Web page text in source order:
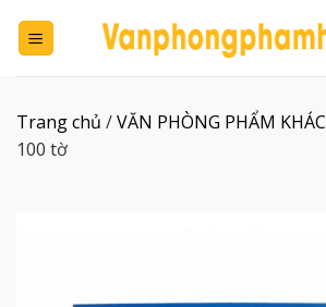
đến
Trang chủ /VĂN PHÒNG PHẨM KHÁC
100 tờ